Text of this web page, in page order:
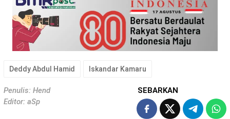
Deddy Abdul Hamid Iskandar Kamaru
Penulis: Hend
Editor: aSp
SEBARKAN